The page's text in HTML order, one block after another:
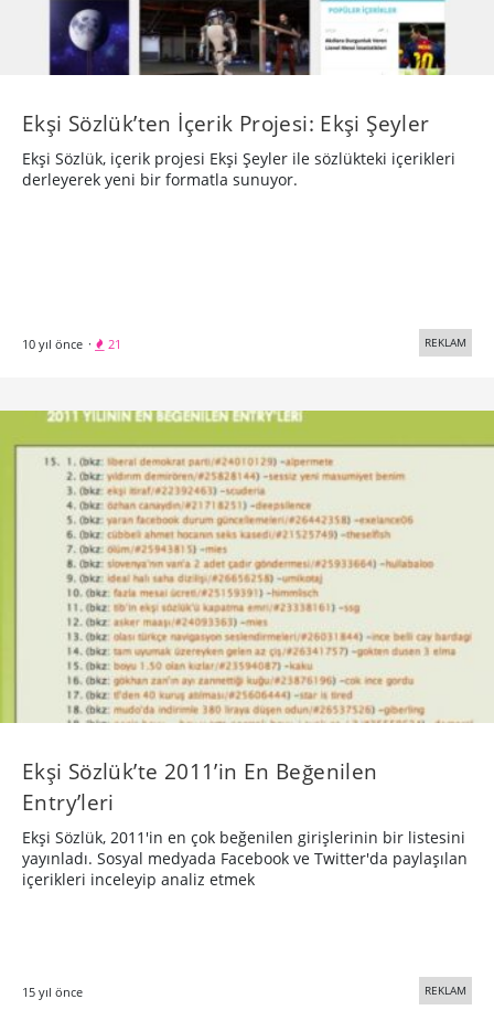
Ekşi Sözlük’ten İçerik Projesi: Ekşi Şeyler
Ekşi Sözlük, içerik projesi Ekşi Şeyler ile sözlükteki içerikleri
derleyerek yeni bir formatla sunuyor.
10 yıl önce · 21 REKLAM
Ekşi Sözlük’te 2011’in En Beğenilen
Entry’leri
Ekşi Sözlük, 2011'in en çok beğenilen girişlerinin bir listesini
yayınladı. Sosyal medyada Facebook ve Twitter'da paylaşılan
içerikleri inceleyip analiz etmek
15 yıl önce REKLAM